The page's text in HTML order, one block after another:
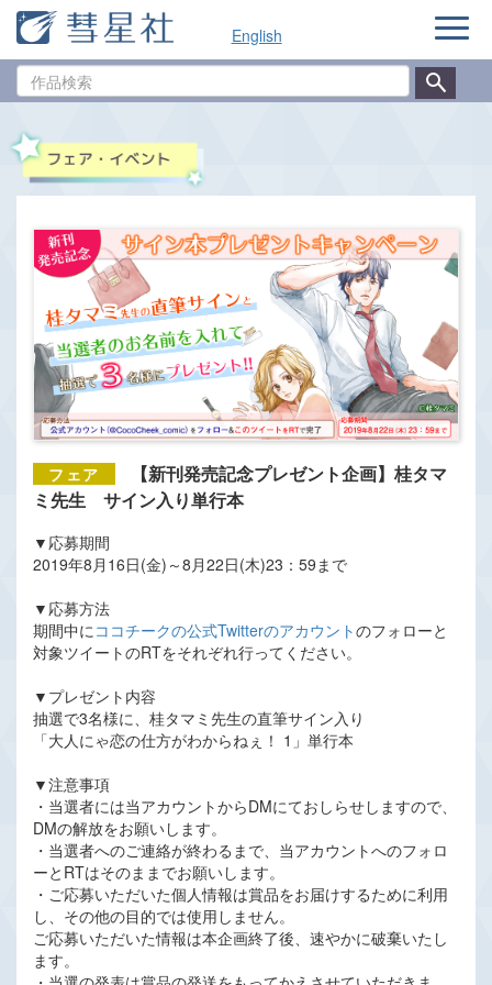
English
品
ナ
ゲ
【新刊発売記念プレゼント企画】桂タマ
ミ先生 サイン入り単行本
▼応募期間
2019年8月16日(金)～8月22日(木)23：59まで
▼応募方法
期間中にココチークの公式Twitterのアカウントのフォローと
対象ツイートのRTをそれぞれ行ってください。
▼プレゼント内容
抽選で3名様に、桂タマミ先生の直筆サイン入り
「大人にゃ恋の仕方がわからねぇ！ 1」単行本
▼注意事項
・当選者には当アカウントからDMにておしらせしますので、
DMの解放をお願いします。
・当選者へのご連絡が終わるまで、当アカウントへのフォロ
ーとRTはそのままでお願いします。
・ご応募いただいた個人情報は賞品をお届けするために利用
し、その他の目的では使用しません。
ご応募いただいた情報は本企画終了後、速やかに破棄いたし
ます。